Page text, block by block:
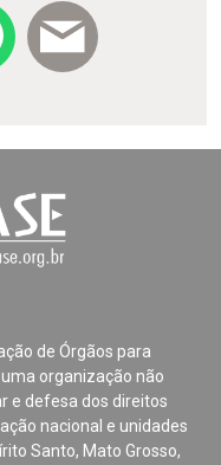
de Órgãos para
organização não
e defesa dos direitos
nacional e unidades
Santo, Mato Grosso,